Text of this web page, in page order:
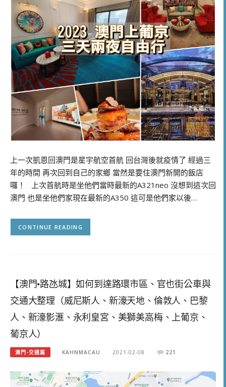
上一次凱恩回澳門是星宇航空首航 回台灣後就疫情了 經過三
年的時間 再次回到自己的家鄉 當然是要住澳門新開的飯店
囉！ 上次首航時是坐他們當時最新的A321neo 沒想到這次回
澳門 也是坐他們家現在最新的A350 這可是他們家以後…
CONTINUE READING
【澳門•路氹城】如何到達路環市區、官也街公車與
交通大整理（威尼斯人、新濠天地、倫敦人、巴黎
人、新濠影滙、永利皇宮、美獅美高梅、上葡京、
葡京人）
澳門-交通篇 KAHNMACAU 2021-02-08 221